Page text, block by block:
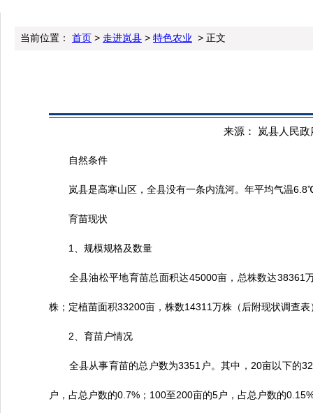
当前位置： 首页 > 走进岚县 > 特色农业 > 正文
来源： 岚县人民
自然条件
岚县是高寒山区，全县没有一条内流河。年平均气温
育苗现状
1、规模规格及数量
全县油松平地育苗总面积达45000亩，总株数达38361
株；定植苗面积33200亩，株数14311万株（后附现状调查表
2、育苗户情况
全县从事育苗的总户数为3351户。其中，20亩以下的
户，占总户数的0.7%；100至200亩的5户，占总户数的